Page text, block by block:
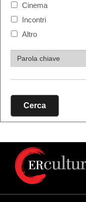
Cinema
Incontri
Altro
Cerca